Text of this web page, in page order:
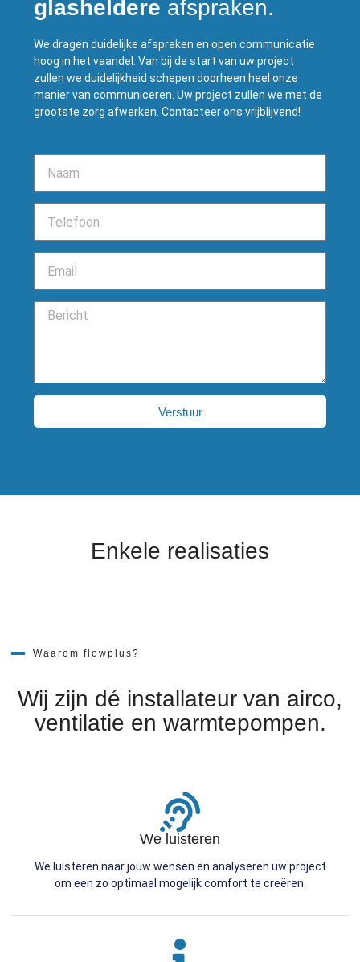
glasheldere afspraken.
We dragen duidelijke afspraken en open communicatie
hoog in het vaandel. Van bij de start van uw project
zullen we duidelijkheid schepen doorheen heel onze
manier van communiceren. Uw project zullen we met de
grootste zorg afwerken. Contacteer ons vrijblijvend!
Verstuur
Enkele realisaties
Waarom flowplus?
Wij zijn dé installateur van airco,
ventilatie en warmtepompen.
We luisteren
We luisteren naar jouw wensen en analyseren uw project
om een zo optimaal mogelijk comfort te creëren.